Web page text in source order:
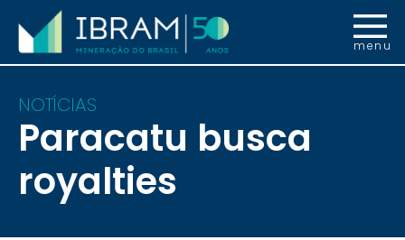
menu
NOTÍCIAS
Paracatu busca
royalties